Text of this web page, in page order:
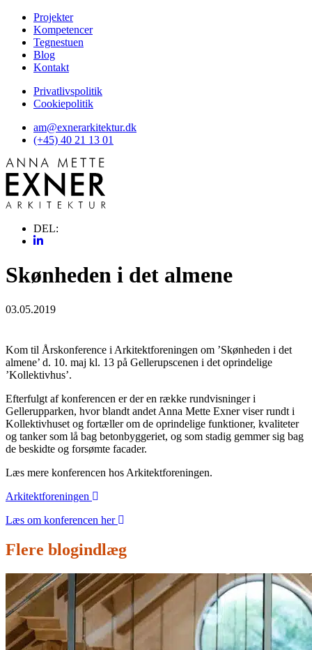
Projekter
Kompetencer
Tegnestuen
Blog
Kontakt
Privatlivspolitik
Cookiepolitik
am@exnerarkitektur.dk
(+45) 40 21 13 01
DEL:
Skønheden i det almene
03.05.2019
Kom til Årskonference i Arkitektforeningen om ’Skønheden i det
almene’ d. 10. maj kl. 13 på Gellerupscenen i det oprindelige
’Kollektivhus’.
Efterfulgt af konferencen er der en række rundvisninger i
Gellerupparken, hvor blandt andet Anna Mette Exner viser rundt i
Kollektivhuset og fortæller om de oprindelige funktioner, kvaliteter
og tanker som lå bag betonbyggeriet, og som stadig gemmer sig bag
de beskidte og forsømte facader.
Læs mere konferencen hos Arkitektforeningen.
Arkitektforeningen
Læs om konferencen her
Flere blogindlæg